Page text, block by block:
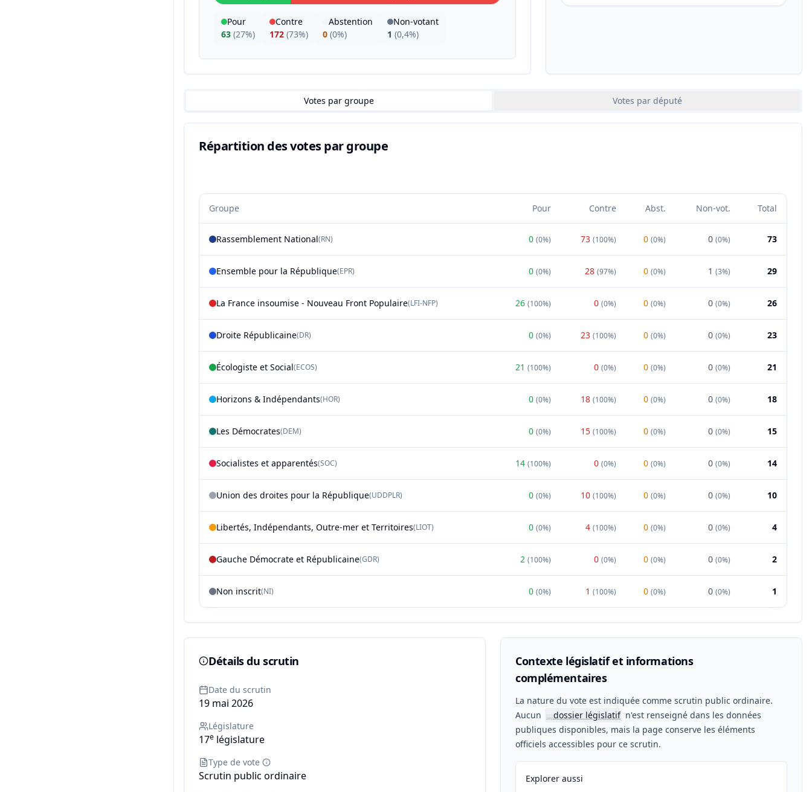
Pour
63 (27%)
Contre
172 (73%)
Abstention
0 (0%)
Non-votant
1 (0,4%)
Votes par groupe Votes par député
Répartition des votes par groupe
Groupe Pour Contre Abst. Non-vot. Total
Rassemblement National(RN) 0 (0%) 73 (100%) 0 (0%) 0 (0%) 73
Ensemble pour la République(EPR) 0 (0%) 28 (97%) 0 (0%) 1 (3%) 29
La France insoumise - Nouveau Front Populaire(LFI-NFP) 26 (100%) 0 (0%) 0 (0%) 0 (0%) 26
Droite Républicaine(DR) 0 (0%) 23 (100%) 0 (0%) 0 (0%) 23
Écologiste et Social(ECOS) 21 (100%) 0 (0%) 0 (0%) 0 (0%) 21
Horizons & Indépendants(HOR) 0 (0%) 18 (100%) 0 (0%) 0 (0%) 18
Les Démocrates(DEM) 0 (0%) 15 (100%) 0 (0%) 0 (0%) 15
Socialistes et apparentés(SOC) 14 (100%) 0 (0%) 0 (0%) 0 (0%) 14
Union des droites pour la République(UDDPLR) 0 (0%) 10 (100%) 0 (0%) 0 (0%) 10
Libertés, Indépendants, Outre-mer et Territoires(LIOT) 0 (0%) 4 (100%) 0 (0%) 0 (0%) 4
Gauche Démocrate et Républicaine(GDR) 2 (100%) 0 (0%) 0 (0%) 0 (0%) 2
Non inscrit(NI) 0 (0%) 1 (100%) 0 (0%) 0 (0%) 1
Détails du scrutin
Date du scrutin
19 mai 2026
Législature
17e législature
Type de vote
Scrutin public ordinaire
Contexte législatif et informations
complémentaires
La nature du vote est indiquée comme scrutin public ordinaire.
Aucun
📖dossier législatif n'est renseigné dans les données
publiques disponibles, mais la page conserve les éléments
officiels accessibles pour ce scrutin.
Explorer aussi